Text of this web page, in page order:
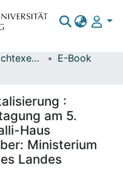
Elektronische Pflichtexemplare
E-Book
:
am 5.
Haus
Ministerium
Landes